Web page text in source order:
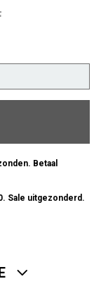
Betaal
Sale uitgezonderd.